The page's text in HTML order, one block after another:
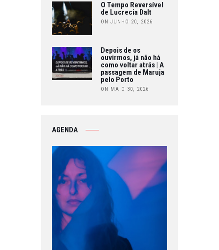
O Tempo Reversível
de Lucrecia Dalt
ON JUNHO 20, 2026
Depois de os
ouvirmos, já não há
como voltar atrás | A
passagem de Maruja
pelo Porto
ON MAIO 30, 2026
AGENDA